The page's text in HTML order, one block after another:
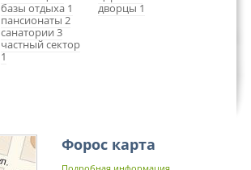
базы отдыха 1
пансионаты 2
санатории 3
частный сектор
1
дворцы 1
Форос карта